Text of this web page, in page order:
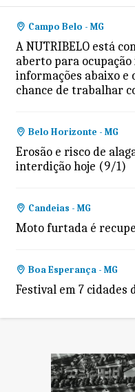
Campo Belo - MG
A NUTRIBELO está
aberto para
informações abaixo e
chance de trabalhar
Belo Horizonte - MG
Erosão e risco de
interdição hoje (9/1)
Candeias - MG
Moto furtada é
Boa Esperança - MG
Festival em 7 cidades